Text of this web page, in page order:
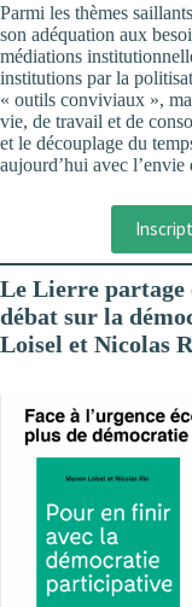
Parmi les thèmes
son adéquation aux
médiations
institutions par la
« outils conviviaux »,
vie, de travail et de
et le découplage du
aujourd’hui avec l’envie
Le Lierre partage
débat sur la
Loisel et Nicolas